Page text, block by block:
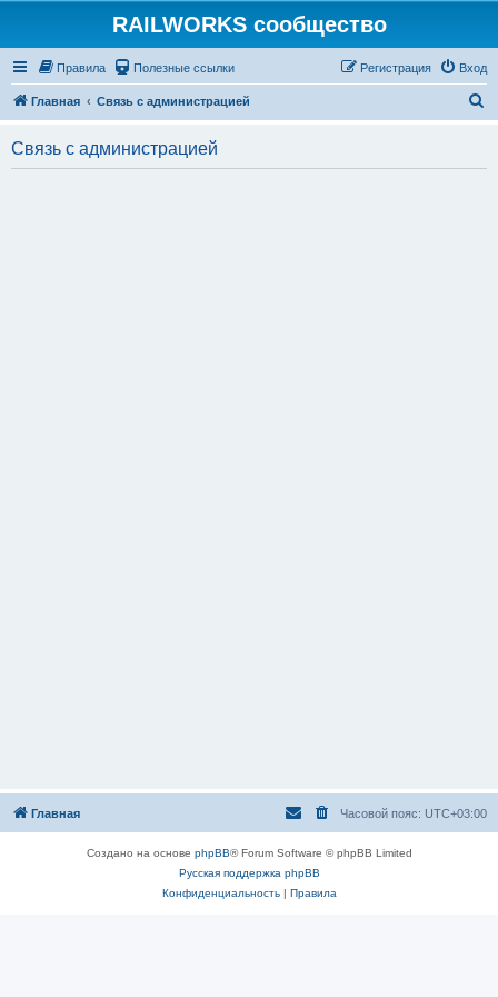
RAILWORKS сообщество
Правила Полезные ссылки Вход
Регистрация
Главная Связь с администрацией
Связь с администрацией
Главная Часовой пояс: UTC+03:00
Создано на основе phpBB® Forum Software © phpBB Limited
Русская поддержка phpBB
Конфиденциальность| Правила